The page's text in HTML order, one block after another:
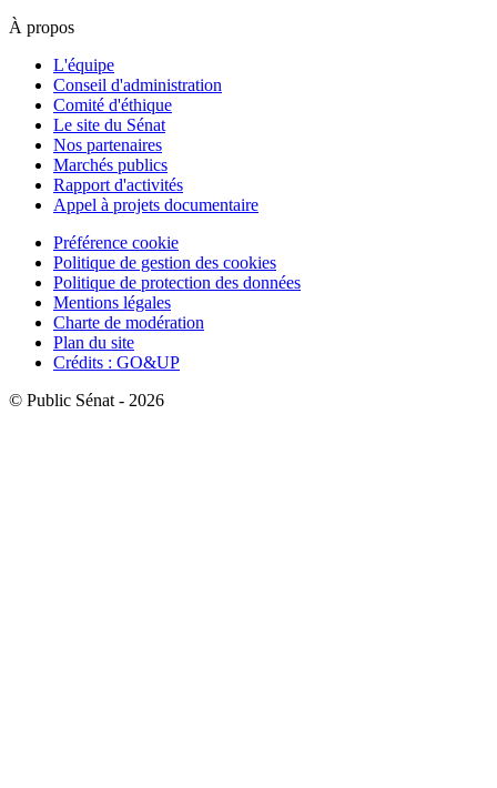
À propos
L'équipe
Conseil d'administration
Comité d'éthique
Le site du Sénat
Nos partenaires
Marchés publics
Rapport d'activités
Appel à projets documentaire
Préférence cookie
Politique de gestion des cookies
Politique de protection des données
Mentions légales
Charte de modération
Plan du site
Crédits : GO&UP
© Public Sénat - 2026